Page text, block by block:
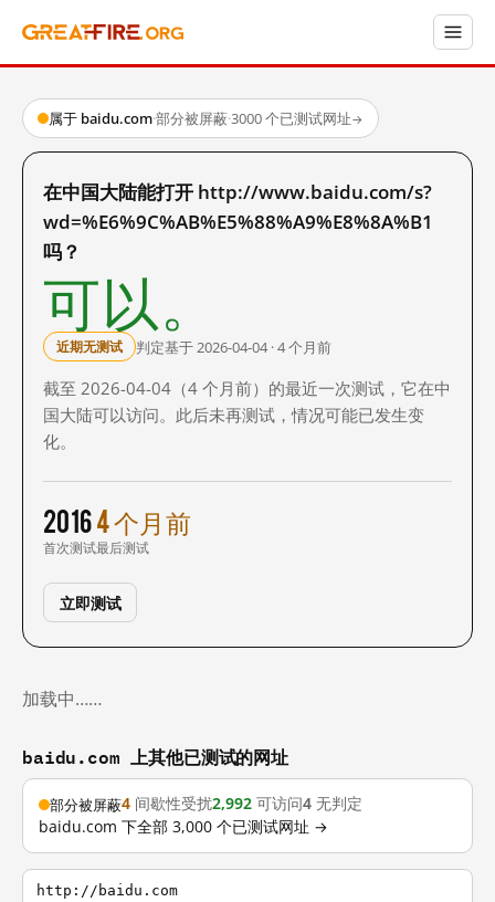
属于 baidu.com·部分被屏蔽·3000 个已测试网址→
在中国大陆能打开 http://www.baidu.com/s?
wd=%E6%9C%AB%E5%88%A9%E8%8A%B1
吗？
可以。
近期无测试 判定基于 2026-04-04 · 4 个月前
截至 2026-04-04（4 个月前）的最近一次测试，它在中
国大陆可以访问。此后未再测试，情况可能已发生变
化。
2016
首次测试
4 个月前
最后测试
立即测试
加载中……
baidu.com 上其他已测试的网址
部分被屏蔽4 间歇性受扰2,992 可访问4 无判定
baidu.com 下全部 3,000 个已测试网址 →
http://baidu.com